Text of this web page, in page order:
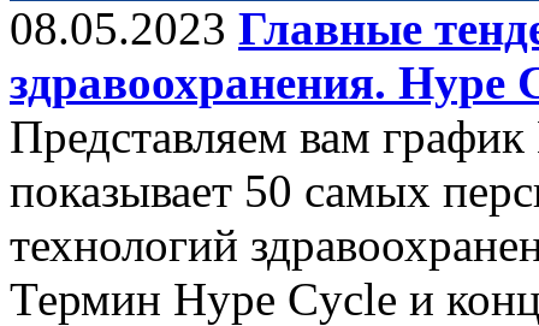
08.05.2023 Главные
здравоохранения. Hype
Представляем вам
показывает 50 самых
технологий
Термин Hype Cycle и